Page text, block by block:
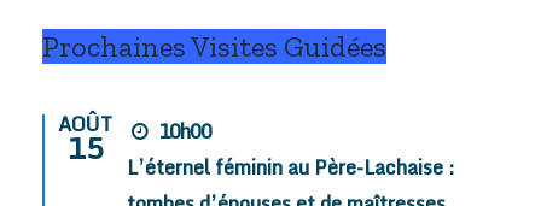
Prochaines Visites Guidées
AOÛT
15
10h00
L’éternel féminin au Père-Lachaise :